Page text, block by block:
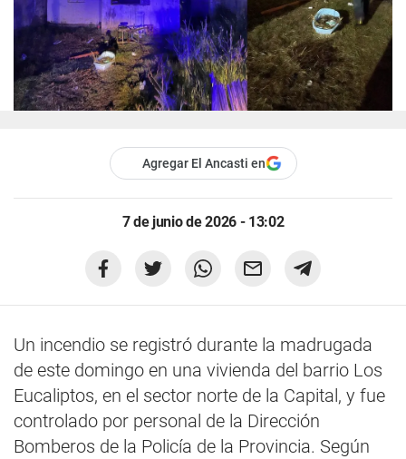
Agregar El Ancasti en
7 de junio de 2026 - 13:02
Un incendio se registró durante la madrugada
de este domingo en una vivienda del barrio Los
Eucaliptos, en el sector norte de la Capital, y fue
controlado por personal de la Dirección
Bomberos de la Policía de la Provincia. Según